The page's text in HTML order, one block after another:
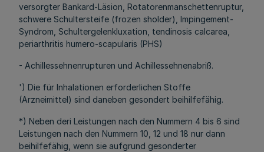
versorgter Bankard-Läsion, Rotatorenmanschettenruptur,
schwere Schultersteife (frozen sholder), Impingement-
Syndrom, Schultergelenkluxation, tendinosis calcarea,
periarthritis humero-scapularis (PHS)
- Achillessehnenrupturen und Achillessehnenabriß.
') Die für Inhalationen erforderlichen Stoffe
(Arzneimittel) sind daneben gesondert beihilfefähig.
*) Neben deri Leistungen nach den Nummern 4 bis 6 sind
Leistungen nach den Nummern 10, 12 und 18 nur dann
beihilfefähig, wenn sie aufgrund gesonderter